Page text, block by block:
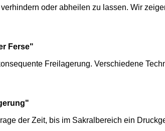
oder abheilen zu lassen. Wir
Ferse"
Freilagerung. Verschiedene
der Zeit, bis im Sakralbereich ein